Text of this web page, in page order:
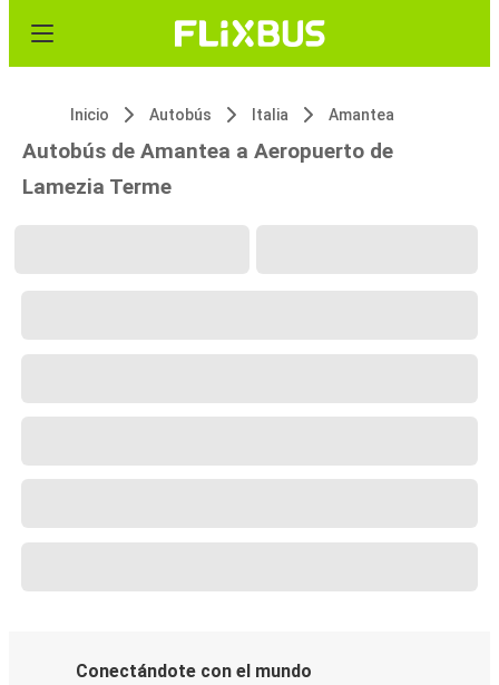
Inicio Autobús Italia Amantea
Autobús de Amantea a Aeropuerto de
Lamezia Terme
Conectándote con el mundo